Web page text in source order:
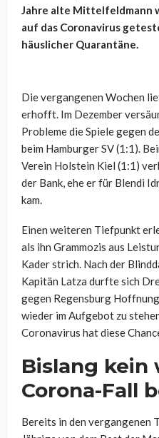
Jahre alte Mittelfeldmann
auf das Coronavirus
häuslicher Quarantäne.
Die vergangenen Wochen
erhofft. Im Dezember
Probleme die Spiele gegen
beim Hamburger SV (1:1).
Verein Holstein Kiel (1:1)
der Bank, ehe er für Blendi
kam.
Einen weiteren Tiefpunkt
als ihn Grammozis aus
Kader strich. Nach der
Kapitän Latza durfte sich
gegen Regensburg
wieder im Aufgebot zu
Coronavirus hat diese
Bislang kein
Corona-Fall
Bereits in den vergangenen